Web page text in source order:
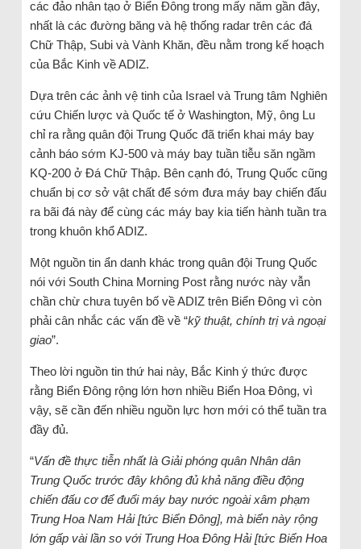
các đảo nhân tạo ở Biển Đông trong mấy năm gần đây,
nhất là các đường băng và hệ thống radar trên các đá
Chữ Thập, Subi và Vành Khăn, đều nằm trong kế hoạch
của Bắc Kinh về ADIZ.
Dựa trên các ảnh vệ tinh của Israel và Trung tâm Nghiên
cứu Chiến lược và Quốc tế ở Washington, Mỹ, ông Lu
chỉ ra rằng quân đội Trung Quốc đã triển khai máy bay
cảnh báo sớm KJ-500 và máy bay tuần tiễu săn ngầm
KQ-200 ở Đá Chữ Thập. Bên cạnh đó, Trung Quốc cũng
chuẩn bị cơ sở vật chất để sớm đưa máy bay chiến đấu
ra bãi đá này để cùng các máy bay kia tiến hành tuần tra
trong khuôn khổ ADIZ.
Một nguồn tin ẩn danh khác trong quân đội Trung Quốc
nói với South China Morning Post rằng nước này vẫn
chần chừ chưa tuyên bố về ADIZ trên Biển Đông vì còn
phải cân nhắc các vấn đề về “kỹ thuật, chính trị và ngoại
giao”.
Theo lời nguồn tin thứ hai này, Bắc Kinh ý thức được
rằng Biển Đông rộng lớn hơn nhiều Biển Hoa Đông, vì
vậy, sẽ cần đến nhiều nguồn lực hơn mới có thể tuần tra
đầy đủ.
“Vấn đề thực tiễn nhất là Giải phóng quân Nhân dân
Trung Quốc trước đây không đủ khả năng điều động
chiến đấu cơ để đuổi máy bay nước ngoài xâm phạm
Trung Hoa Nam Hải [tức Biển Đông], mà biển này rộng
lớn gấp vài lần so với Trung Hoa Đông Hải [tức Biển Hoa